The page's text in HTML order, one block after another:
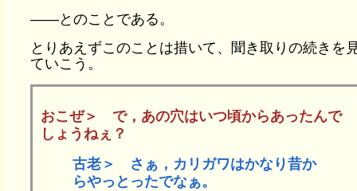
――とのことである。
とりあえずこのことは措いて、聞き取りの続きを
ていこう。
おこぜ＞ で，あの穴はいつ頃からあったんで
しょうねぇ？
古老＞ さぁ，カリガワはかなり昔か
らやっとったでなぁ。